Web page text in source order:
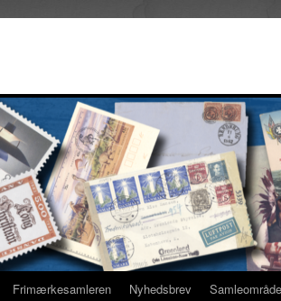
Frimærkesamleren Nyhedsbrev